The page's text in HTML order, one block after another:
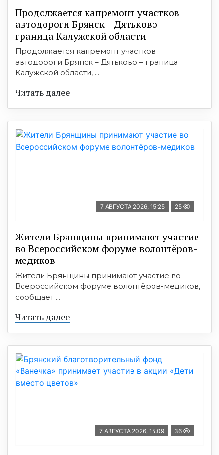
Продолжается капремонт участков
автодороги Брянск – Дятьково –
граница Калужской области
Продолжается капремонт участков
автодороги Брянск – Дятьково – граница
Калужской области, ...
Читать далее
7 АВГУСТА 2026, 15:25 25
Жители Брянщины принимают участие
во Всероссийском форуме волонтёров-
медиков
Жители Брянщины принимают участие во
Всероссийском форуме волонтёров-медиков,
сообщает ...
Читать далее
7 АВГУСТА 2026, 15:09 36